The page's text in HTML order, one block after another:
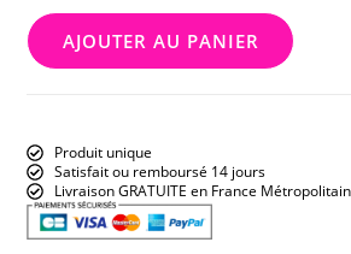
AJOUTER AU PANIER
Produit unique
Satisfait ou remboursé 14 jours
Livraison GRATUITE en France